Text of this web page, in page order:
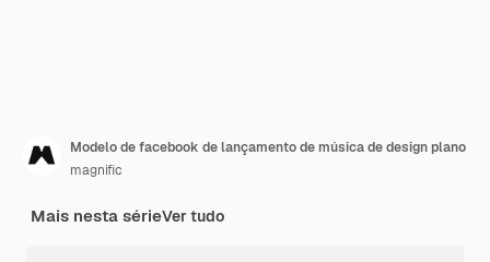
Modelo de facebook de lançamento de música de design plano
magnific
Mais nesta sérieVer tudo